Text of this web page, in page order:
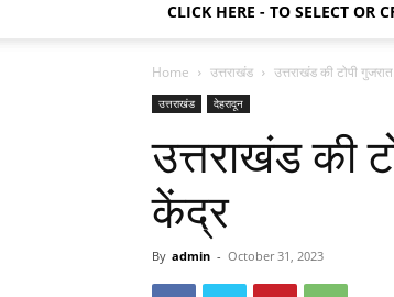
CLICK HERE - TO SELECT OR
Home उत्तराखंड उत्तराखंड की टोपी
उत्तराखंड देहरादून
उत्तराखंड की
केंद्र
By admin - October 31, 2023